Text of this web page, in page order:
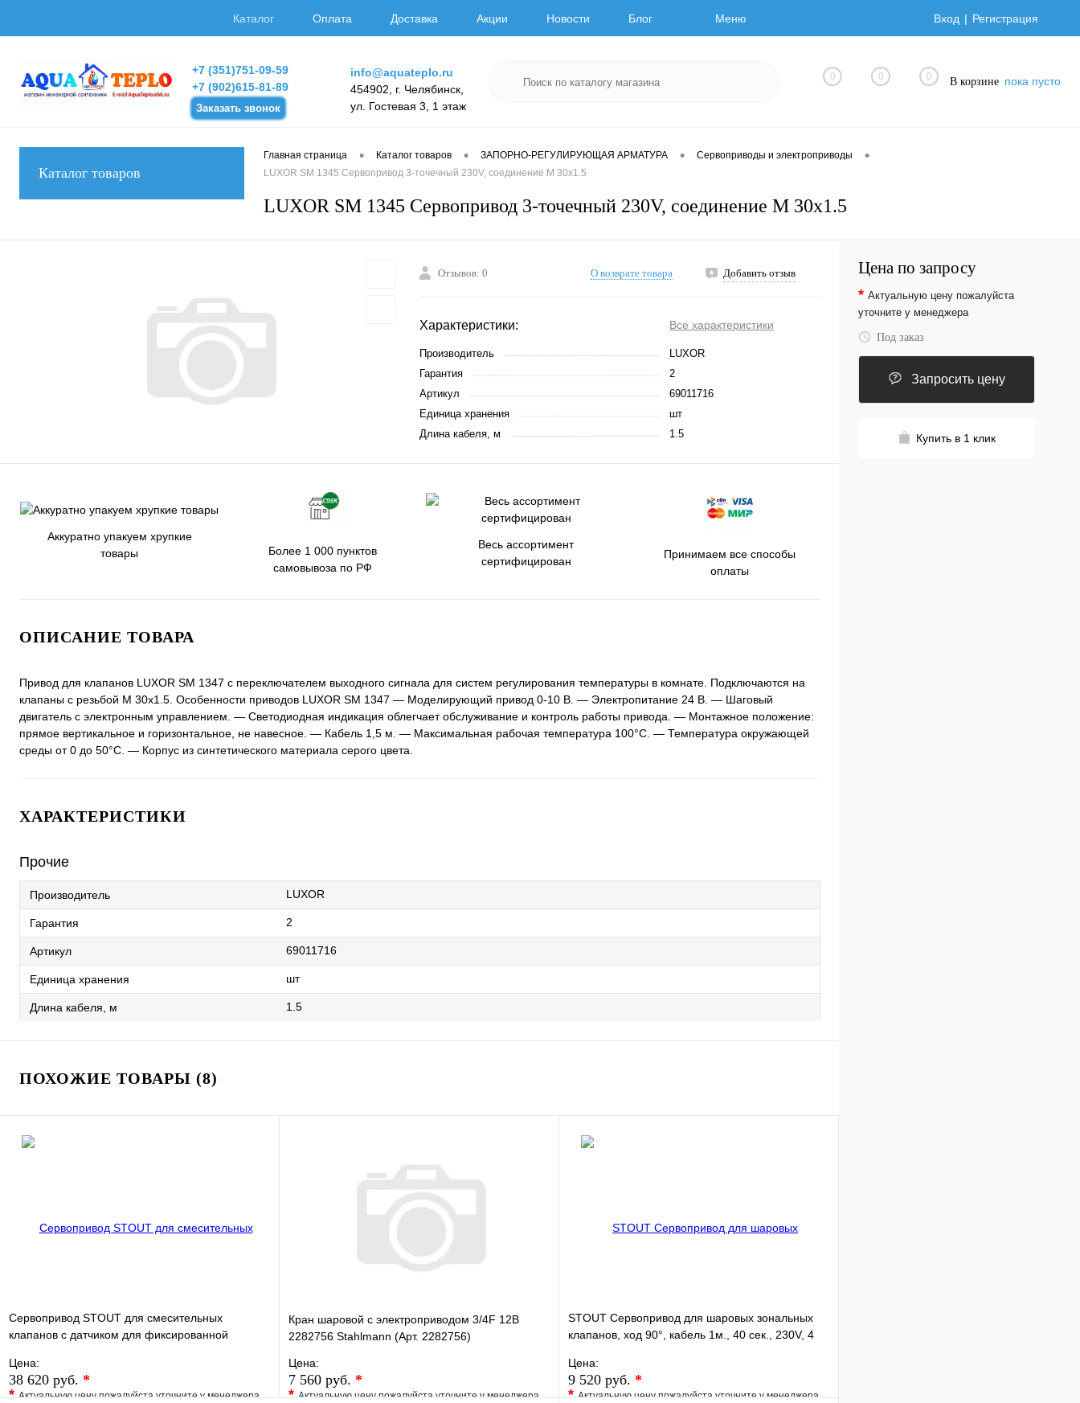
Каталог Оплата Доставка Акции Новости Блог Меню Вход Регистрация
+7 (351)751-09-59
+7 (902)615-81-89
Заказать звонок
info@aquateplo.ru
454902, г. Челябинск,
ул. Гостевая 3, 1 этаж
0 0 0 В корзине пока пусто
Каталог товаров
Главная страница • Каталог товаров • ЗАПОРНО-РЕГУЛИРУЮЩАЯ АРМАТУРА • Сервоприводы и электроприводы •
LUXOR SM 1345 Сервопривод 3-точечный 230V, соединение М 30х1.5
LUXOR SM 1345 Сервопривод 3-точечный 230V, соединение М 30х1.5
Отзывов: 0 О возврате товара Добавить отзыв
Характеристики: Все характеристики
Производитель
LUXOR
Гарантия
2
Артикул
69011716
Единица хранения
шт
Длина кабеля, м
1.5
Аккуратно упакуем хрупкие
товары
Более 1 000 пунктов
самовывоза по РФ
Весь ассортимент
сертифицирован
Принимаем все способы
оплаты
ОПИСАНИЕ ТОВАРА
Привод для клапанов LUXOR SM 1347 с переключателем выходного сигнала для систем регулирования температуры в комнате. Подключаются на
клапаны с резьбой M 30x1.5. Особенности приводов LUXOR SM 1347 — Моделирующий привод 0-10 В. — Электропитание 24 В. — Шаговый
двигатель с электронным управлением. — Светодиодная индикация облегчает обслуживание и контроль работы привода. — Монтажное положение:
прямое вертикальное и горизонтальное, не навесное. — Кабель 1,5 м. — Максимальная рабочая температура 100°C. — Температура окружающей
среды от 0 до 50°C. — Корпус из синтетического материала серого цвета.
ХАРАКТЕРИСТИКИ
Прочие
Производитель LUXOR
Гарантия 2
Артикул 69011716
Единица хранения шт
Длина кабеля, м 1.5
ПОХОЖИЕ ТОВАРЫ (8)
Сервопривод STOUT для смесительных
клапанов с датчиком для фиксированной
Цена:
38 620 руб. *
*Актуальную цену пожалуйста уточните у менеджера
Кран шаровой с электроприводом 3/4F 12В
2282756 Stahlmann (Арт. 2282756)
Цена:
7 560 руб. *
*Актуальную цену пожалуйста уточните у менеджера
STOUT Сервопривод для шаровых зональных
клапанов, ход 90°, кабель 1м., 40 сек., 230V, 4
Цена:
9 520 руб. *
*Актуальную цену пожалуйста уточните у менеджера
Цена по запросу
* Актуальную цену пожалуйста
уточните у менеджера
Под заказ
Запросить цену
Купить в 1 клик